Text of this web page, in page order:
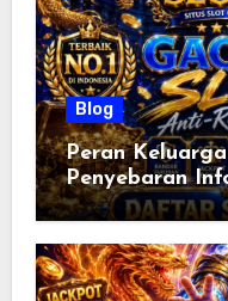
Blog
Peran
Penyebaran
Membangun